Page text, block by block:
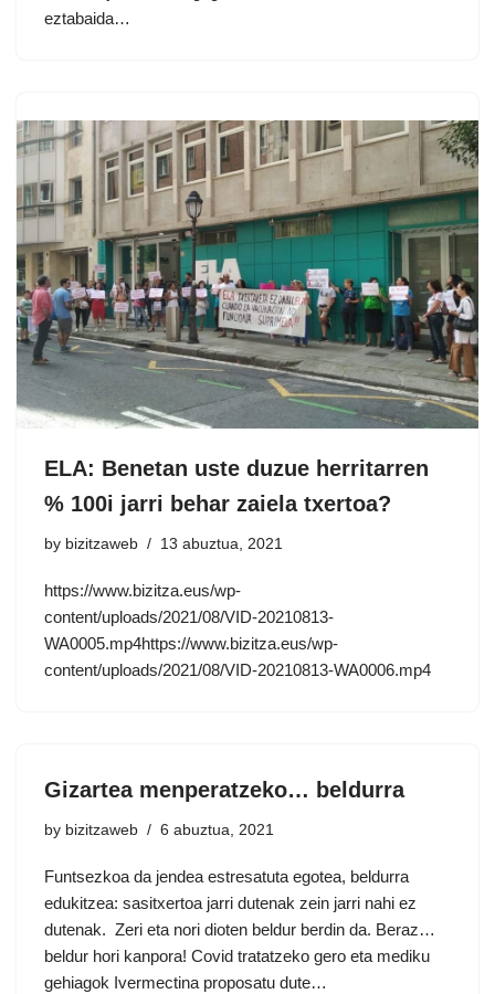
eztabaida…
ELA: Benetan uste duzue herritarren
% 100i jarri behar zaiela txertoa?
by bizitzaweb 13 abuztua, 2021
https://www.bizitza.eus/wp-
content/uploads/2021/08/VID-20210813-
WA0005.mp4https://www.bizitza.eus/wp-
content/uploads/2021/08/VID-20210813-WA0006.mp4
Gizartea menperatzeko… beldurra
by bizitzaweb 6 abuztua, 2021
Funtsezkoa da jendea estresatuta egotea, beldurra
edukitzea: sasitxertoa jarri dutenak zein jarri nahi ez
dutenak. Zeri eta nori dioten beldur berdin da. Beraz…
beldur hori kanpora! Covid tratatzeko gero eta mediku
gehiagok Ivermectina proposatu dute…